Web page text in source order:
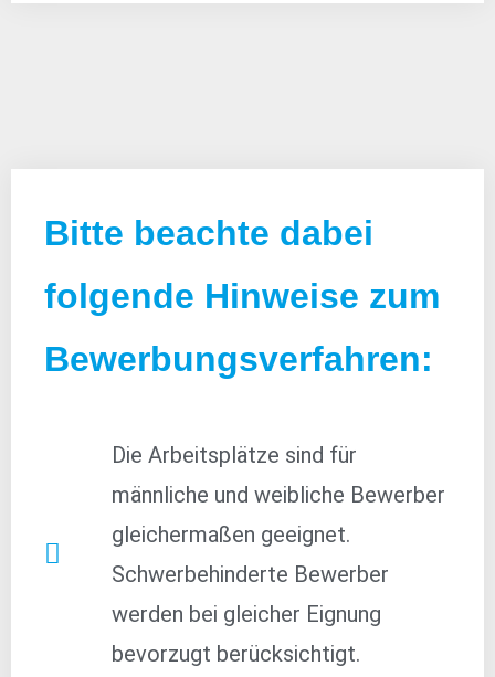
Bitte beachte dabei
folgende Hinweise zum
Bewerbungsverfahren:
Die Arbeitsplätze sind für
männliche und weibliche Bewerber
gleichermaßen geeignet.
Schwerbehinderte Bewerber
werden bei gleicher Eignung
bevorzugt berücksichtigt.